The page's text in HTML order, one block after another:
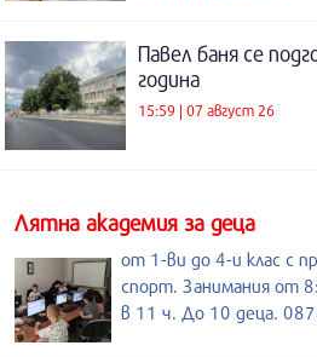
Павел баня се
година
15:59 | 07 август 26
Лятна академия за деца
от 1-ви до 4-и клас с
спорт. Занимания от
в 11 ч. До 10 деца.